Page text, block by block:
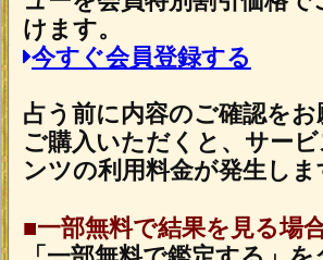
2026年7月30日リリース
ダウジング｜英国認定◆プロ25年“運命ビ
タ当て”マリーの高精度鑑定